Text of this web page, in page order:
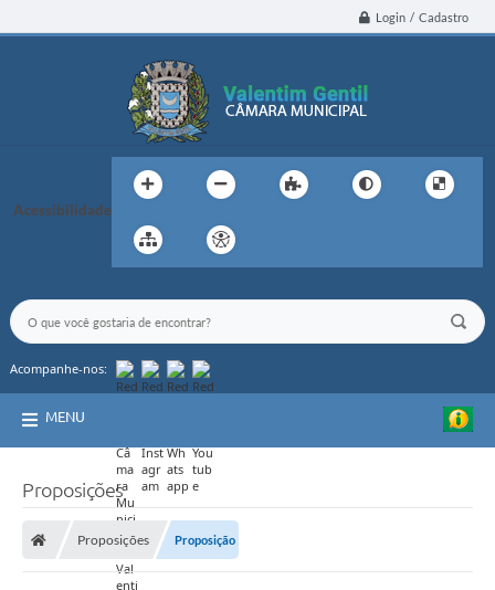
Login / Cadastro
Acessibilidade
Acompanhe-nos:
MENU
Proposições
Proposições Proposição